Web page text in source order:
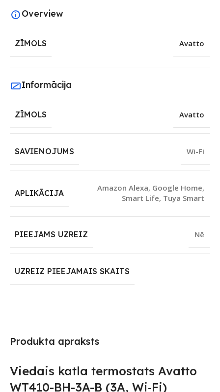
Produkta apraksts
Viedais katla termostats Avatto
WT410-BH-3A-B (3A, Wi‑Fi)
Overview
ZĪMOLS Avatto
Informācija
ZĪMOLS Avatto
SAVIENOJUMS Wi-Fi
APLIKĀCIJA
Amazon Alexa, Google Home,
Smart Life, Tuya Smart
PIEEJAMS UZREIZ Nē
UZREIZ PIEEJAMAIS SKAITS